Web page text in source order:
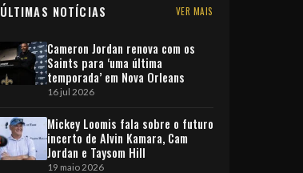
ÚLTIMAS NOTÍCIAS VER MAIS
Cameron Jordan renova com os
Saints para ‘uma última
temporada’ em Nova Orleans
16 jul 2026
Mickey Loomis fala sobre o futuro
incerto de Alvin Kamara, Cam
Jordan e Taysom Hill
19 maio 2026